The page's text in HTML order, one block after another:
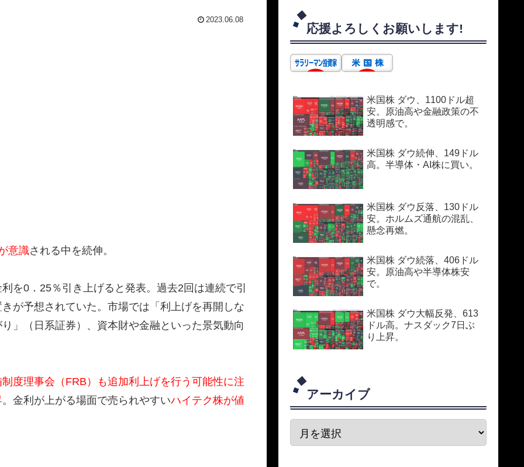
2023.06.08
意識される中を続伸。
を0．25％引き上げると発表。過去2回は連続で引
が予想されていた。市場では「利上げを再開しな
」（日系証券）、資本財や金融といった景気動向
度理事会（FRB）も追加利上げを行う可能性に注
。金利が上がる場面で売られやすいハイテク株が値
応援よろしくお願いします!
米国株 ダウ、1100ドル超
安。原油高や金融政策の不
透明感で。
米国株 ダウ続伸、149ドル
高。半導体・AI株に買い。
米国株 ダウ反落、130ドル
安。ホルムズ通航の混乱、
懸念再燃。
米国株 ダウ続落、406ドル
安。原油高や半導体株安
で。
米国株 ダウ大幅反発、613
ドル高。ナスダック7日ぶ
り上昇。
アーカイブ